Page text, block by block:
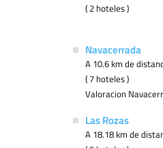
( 2 hoteles )
Navacerrada
A 10.6 km de
( 7 hoteles )
Valoracion
Las Rozas
A 18.18 km de